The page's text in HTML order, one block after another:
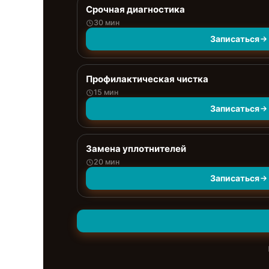
Срочная диагностика
30 мин
Записаться
Профилактическая чистка
15 мин
Записаться
Замена уплотнителей
20 мин
Записаться